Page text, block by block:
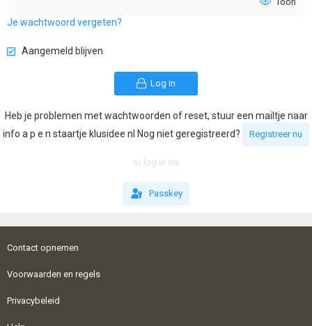
Je wachtwoord vergeten?
Aangemeld blijven
Log in
Heb je problemen met wachtwoorden of reset, stuur een mailtje naar
info a p e n staartje klusidee nl Nog niet geregistreerd?
Registreer nu
or log in via
Passkey
Contact opnemen
Voorwaarden en regels
Privacybeleid